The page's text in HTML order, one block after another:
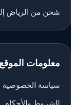
شحن من الرياض
معلومات الموقع
سياسة الخصوصية